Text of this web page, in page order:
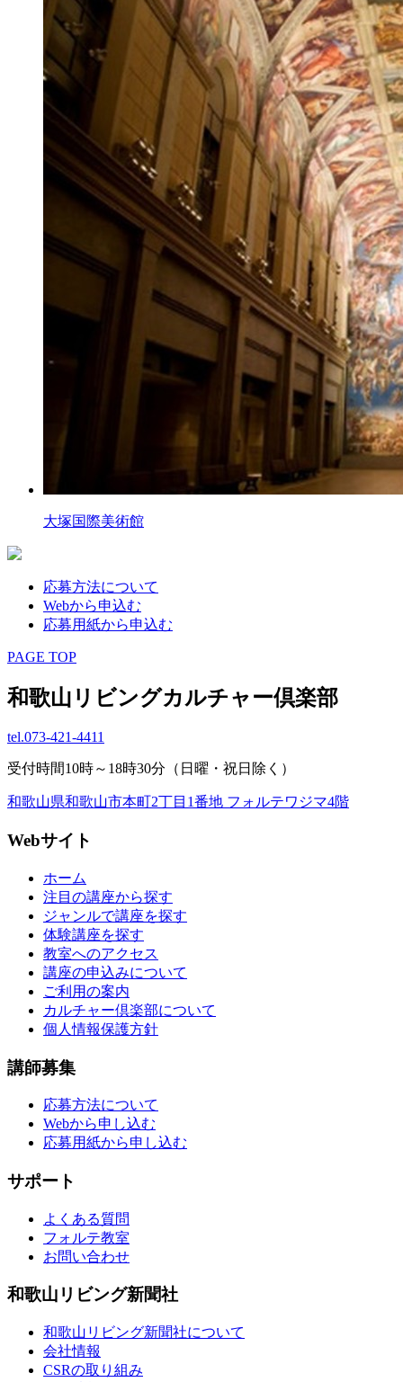
大塚国際美術館
応募方法について
Webから申込む
応募用紙から申込む
PAGE TOP
和歌山リビングカルチャー倶楽部
tel.073-421-4411
受付時間10時～18時30分（日曜・祝日除く）
和歌山県和歌山市本町2丁目1番地 フォルテワジマ4階
Webサイト
ホーム
注目の講座から探す
ジャンルで講座を探す
体験講座を探す
教室へのアクセス
講座の申込みについて
ご利用の案内
カルチャー倶楽部について
個人情報保護方針
講師募集
応募方法について
Webから申し込む
応募用紙から申し込む
サポート
よくある質問
フォルテ教室
お問い合わせ
和歌山リビング新聞社
和歌山リビング新聞社について
会社情報
CSRの取り組み